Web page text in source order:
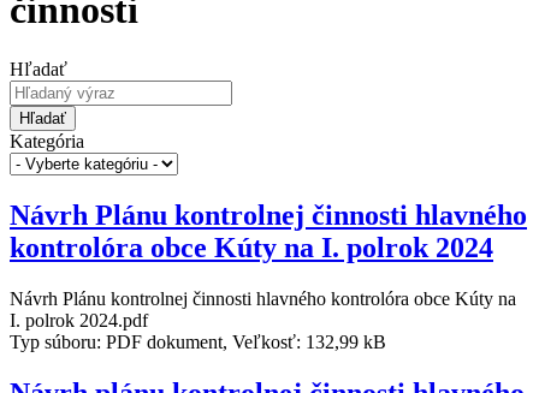
činnosti
Hľadať
Hľadať
Kategória
Návrh Plánu kontrolnej činnosti hlavného
kontrolóra obce Kúty na I. polrok 2024
Návrh Plánu kontrolnej činnosti hlavného kontrolóra obce Kúty na
I. polrok 2024.pdf
Typ súboru: PDF dokument, Veľkosť: 132,99 kB